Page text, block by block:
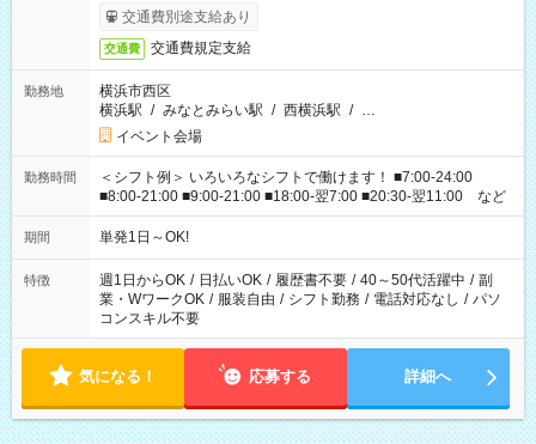
交通費別途支給あり
交通費 交通費規定支給
勤務地
横浜市西区
横浜駅 / みなとみらい駅 / 西横浜駅 / …
イベント会場
勤務時間
＜シフト例＞ いろいろなシフトで働けます！ ■7:00-24:00
■8:00-21:00 ■9:00-21:00 ■18:00-翌7:00 ■20:30-翌11:00 など
期間 単発1日～OK!
特徴 週1日からOK / 日払いOK / 履歴書不要 / 40～50代活躍中 / 副
業・WワークOK / 服装自由 / シフト勤務 / 電話対応なし / パソ
コンスキル不要
気になる！ 応募する 詳細へ